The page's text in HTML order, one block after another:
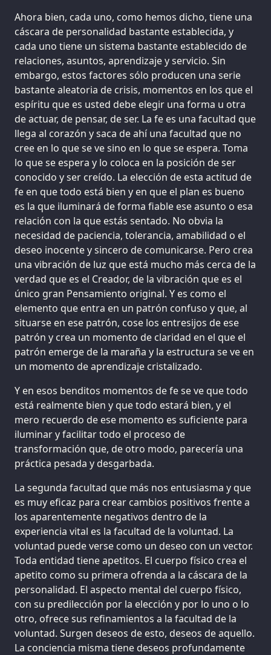
Ahora bien, cada uno, como hemos dicho, tiene una
cáscara de personalidad bastante establecida, y
cada uno tiene un sistema bastante establecido de
relaciones, asuntos, aprendizaje y servicio. Sin
embargo, estos factores sólo producen una serie
bastante aleatoria de crisis, momentos en los que el
espíritu que es usted debe elegir una forma u otra
de actuar, de pensar, de ser. La fe es una facultad que
llega al corazón y saca de ahí una facultad que no
cree en lo que se ve sino en lo que se espera. Toma
lo que se espera y lo coloca en la posición de ser
conocido y ser creído. La elección de esta actitud de
fe en que todo está bien y en que el plan es bueno
es la que iluminará de forma fiable ese asunto o esa
relación con la que estás sentado. No obvia la
necesidad de paciencia, tolerancia, amabilidad o el
deseo inocente y sincero de comunicarse. Pero crea
una vibración de luz que está mucho más cerca de la
verdad que es el Creador, de la vibración que es el
único gran Pensamiento original. Y es como el
elemento que entra en un patrón confuso y que, al
situarse en ese patrón, cose los entresijos de ese
patrón y crea un momento de claridad en el que el
patrón emerge de la maraña y la estructura se ve en
un momento de aprendizaje cristalizado.
Y en esos benditos momentos de fe se ve que todo
está realmente bien y que todo estará bien, y el
mero recuerdo de ese momento es suficiente para
iluminar y facilitar todo el proceso de
transformación que, de otro modo, parecería una
práctica pesada y desgarbada.
La segunda facultad que más nos entusiasma y que
es muy eficaz para crear cambios positivos frente a
los aparentemente negativos dentro de la
experiencia vital es la facultad de la voluntad. La
voluntad puede verse como un deseo con un vector.
Toda entidad tiene apetitos. El cuerpo físico crea el
apetito como su primera ofrenda a la cáscara de la
personalidad. El aspecto mental del cuerpo físico,
con su predilección por la elección y por lo uno o lo
otro, ofrece sus refinamientos a la facultad de la
voluntad. Surgen deseos de esto, deseos de aquello.
La conciencia misma tiene deseos profundamente